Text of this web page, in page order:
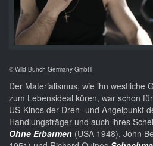
© Wild Bunch Germany GmbH
Der Materialismus, wie ihn westliche
zum Lebensideal küren, war schon
US-Kinos der Dreh- und Angelpunkt
Handlungsträger und auch ihres
Ohne Erbarmen (USA 1948), John